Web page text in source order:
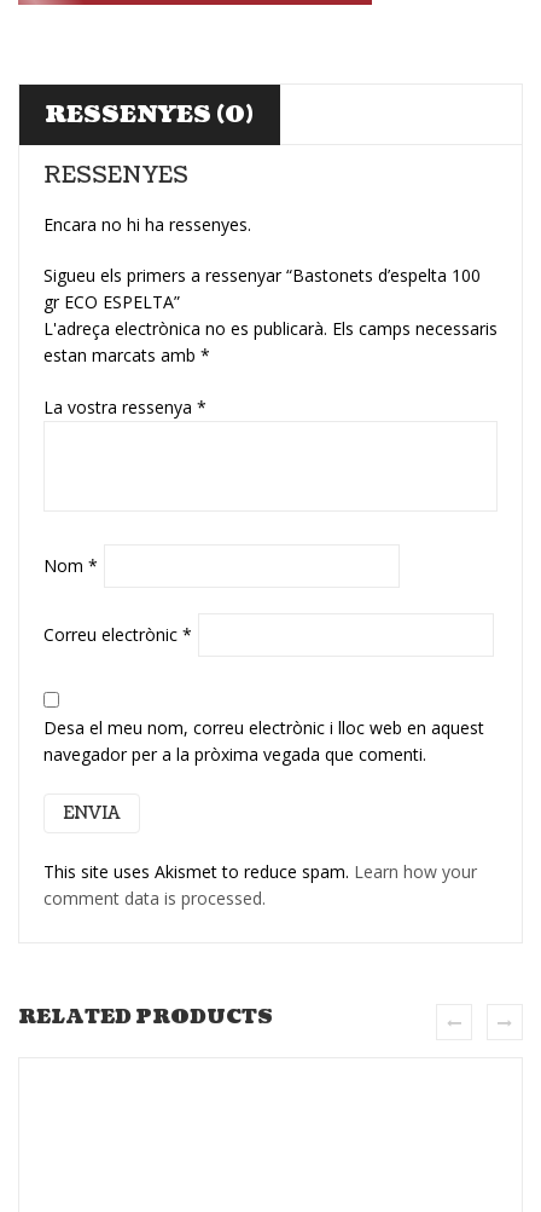
RESSENYES (0)
RESSENYES
Encara no hi ha ressenyes.
Sigueu els primers a ressenyar “Bastonets d’espelta 100
gr ECO ESPELTA”
L'adreça electrònica no es publicarà. Els camps necessaris
estan marcats amb *
La vostra ressenya *
Nom *
Correu electrònic *
Desa el meu nom, correu electrònic i lloc web en aquest
navegador per a la pròxima vegada que comenti.
This site uses Akismet to reduce spam. Learn how your
comment data is processed.
RELATED PRODUCTS